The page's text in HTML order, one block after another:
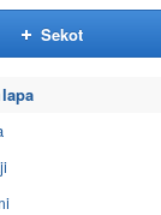
Sekot